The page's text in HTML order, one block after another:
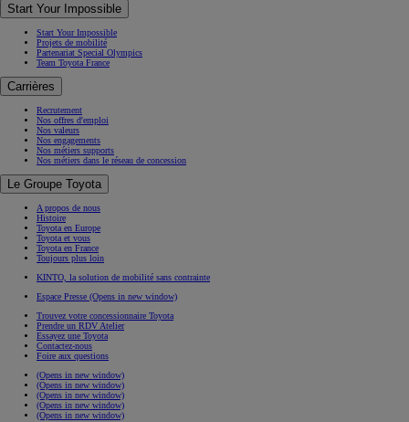
Start Your Impossible
Start Your Impossible
Projets de mobilité
Partenariat Special Olympics
Team Toyota France
Carrières
Recrutement
Nos offres d'emploi
Nos valeurs
Nos engagements
Nos métiers supports
Nos métiers dans le réseau de concession
Le Groupe Toyota
A propos de nous
Histoire
Toyota en Europe
Toyota et vous
Toyota en France
Toujours plus loin
KINTO, la solution de mobilité sans contrainte
Espace Presse (Opens in new window)
Trouvez votre concessionnaire Toyota
Prendre un RDV Atelier
Essayez une Toyota
Contactez-nous
Foire aux questions
(Opens in new window)
(Opens in new window)
(Opens in new window)
(Opens in new window)
(Opens in new window)